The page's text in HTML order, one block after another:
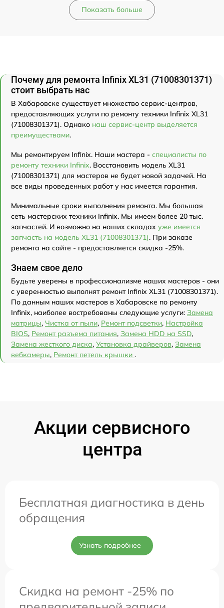
Показать больше
Почему для ремонта Infinix XL31 (71008301371)
стоит выбрать нас
В Хабаровске существует множество сервис-центров,
предоставляющих услуги по ремонту техники Infinix XL31
(71008301371). Однако наш сервис-центр выделяется
преимуществами.
Мы ремонтируем Infinix. Наши мастера - специалисты по
ремонту техники Infinix. Восстановить модель XL31
(71008301371) для мастеров не будет новой задачей. На
все виды проведенных работ у нас имеется гарантия.
Минимальные сроки выполнения ремонта. Мы большая
сеть мастерских техники Infinix. Мы имеем более 20 тыс.
запчастей. И возможно на наших складах уже имеется
запчасть на модель XL31 (71008301371). При заказе
ремонта на сайте - предоставляется скидка -25%.
Знаем свое дело
Будьте уверены в профессионализме наших мастеров - они
с уверенностью выполнят ремонт Infinix XL31 (71008301371).
По данным наших мастеров в Хабаровске по ремонту
Infinix, наиболее востребованы следующие услуги: Замена
матрицы, Чистка от пыли, Ремонт подсветки, Настройка
BIOS, Ремонт разъема питания, Замена HDD на SSD,
Замена жесткого диска, Установка драйверов, Замена
вебкамеры, Ремонт петель крышки .
Акции сервисного
центра
Бесплатная диагностика в день
обращения
Узнать подробнее
Скидка на ремонт -25% по